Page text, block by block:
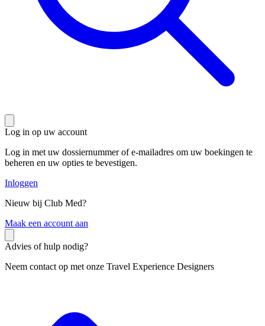
Log in op uw account
Log in met uw dossiernummer of e-mailadres om uw boekingen te
beheren en uw opties te bevestigen.
Inloggen
Nieuw bij Club Med?
Maak een account aan
Advies of hulp nodig?
Neem contact op met onze Travel Experience Designers